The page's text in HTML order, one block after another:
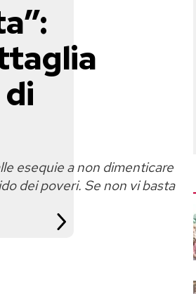
esequie a non dimenticare
dei poveri. Se non vi basta